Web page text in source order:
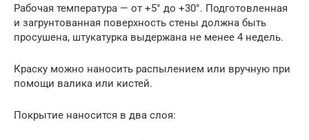
Рабочая температура — от +5° до +30°. Подготовленная
и загрунтованная поверхность стены должна быть
просушена, штукатурка выдержана не менее 4 недель.
Краску можно наносить распылением или вручную при
помощи валика или кистей.
Покрытие наносится в два слоя: